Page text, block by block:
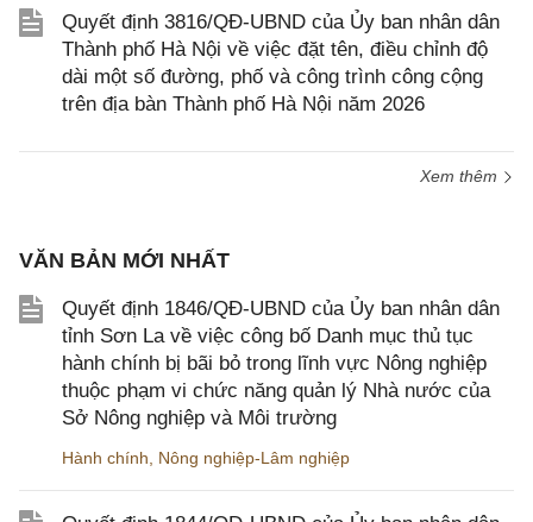
Quyết định 3816/QĐ-UBND của Ủy ban nhân dân
Thành phố Hà Nội về việc đặt tên, điều chỉnh độ
dài một số đường, phố và công trình công cộng
trên địa bàn Thành phố Hà Nội năm 2026
Xem thêm
VĂN BẢN MỚI NHẤT
Quyết định 1846/QĐ-UBND của Ủy ban nhân dân
tỉnh Sơn La về việc công bố Danh mục thủ tục
hành chính bị bãi bỏ trong lĩnh vực Nông nghiệp
thuộc phạm vi chức năng quản lý Nhà nước của
Sở Nông nghiệp và Môi trường
Hành chính Nông nghiệp-Lâm nghiệp